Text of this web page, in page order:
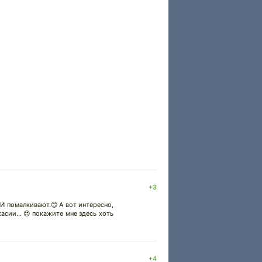
+3
помалкивают.😊 А вот интересно,
😍 покажите мне здесь хоть
+4